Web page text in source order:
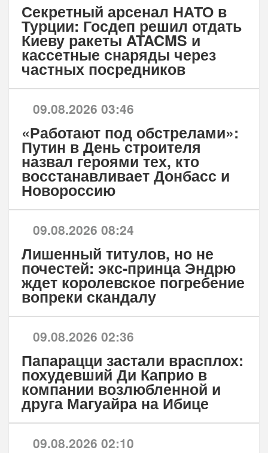
Секретный арсенал НАТО в
Турции: Госдеп решил отдать
Киеву ракеты ATACMS и
кассетные снаряды через
частных посредников
09.08.2026 03:46
«Работают под обстрелами»:
Путин в День строителя
назвал героями тех, кто
восстанавливает Донбасс и
Новороссию
09.08.2026 08:24
Лишенный титулов, но не
почестей: экс-принца Эндрю
ждет королевское погребение
вопреки скандалу
09.08.2026 02:36
Папарацци застали врасплох:
похудевший Ди Каприо в
компании возлюбленной и
друга Магуайра на Ибице
09.08.2026 02:10